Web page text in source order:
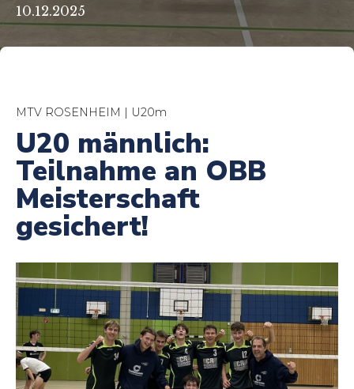
10.12.2025
MTV ROSENHEIM | U20m
U20 männlich:
Teilnahme an OBB
Meisterschaft
gesichert!